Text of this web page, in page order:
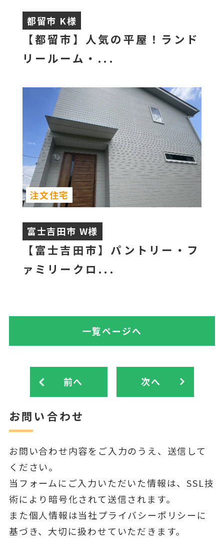
都留市 K様
【都留市】人気の平屋！ランド
リールーム・...
富士吉田市 W様
【富士吉田市】パントリー・フ
ァミリークロ...
注文住宅
前へ
一覧ページへ
次へ
お問い合わせ
お問い合わせ内容をご入力のうえ、送信して
ください。
当フォームにご入力いただいた情報は、SSL技
術により暗号化されて送信されます。
また個人情報は当社プライバシーポリシーに
基づき、大切に扱わせていただきます。